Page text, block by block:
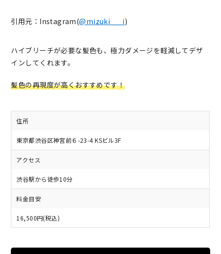
引用元：Instagram(@mizuki___i)
ハイブリーチが必要な髪色も、極力ダメージを軽減してデザ
インしてくれます。
髪色の再現度が高くおすすめです！
住所
東京都渋谷区神宮前６-23-4 KSビル3F
アクセス
渋谷駅から徒歩10分
料金目安
16,500円(税込)